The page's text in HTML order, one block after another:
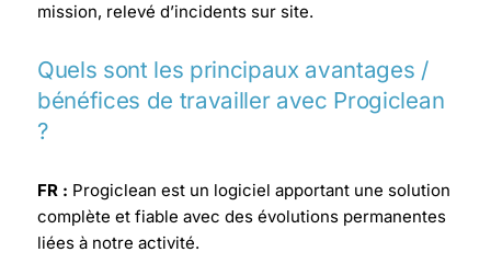
mission, relevé d’incidents sur site.
Quels sont les principaux avantages /
bénéfices de travailler avec Progiclean
?
FR : Progiclean est un logiciel apportant une solution
complète et fiable avec des évolutions permanentes
liées à notre activité.